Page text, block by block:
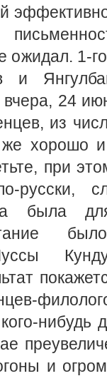
ожидал. 1-
и
24
из
же хорошо
при
была
нибудь
и